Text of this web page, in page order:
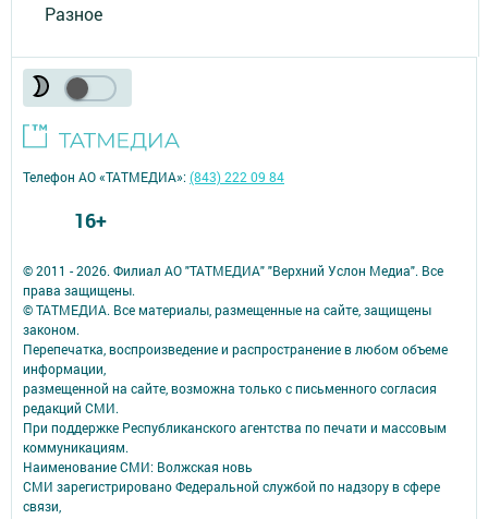
Разное
© 2011 - 2026. Филиал АО "ТАТМЕДИА" "Верхний Услон Медиа". Все
права защищены.
© ТАТМЕДИА. Все материалы, размещенные на сайте, защищены
законом.
Перепечатка, воспроизведение и распространение в любом объеме
информации,
размещенной на сайте, возможна только с письменного согласия
редакций СМИ.
При поддержке Республиканского агентства по печати и массовым
коммуникациям.
Наименование СМИ: Волжская новь
СМИ зарегистрировано Федеральной службой по надзору в сфере
связи,
Телефон АО «ТАТМЕДИА»:(843) 222 09 84
16+